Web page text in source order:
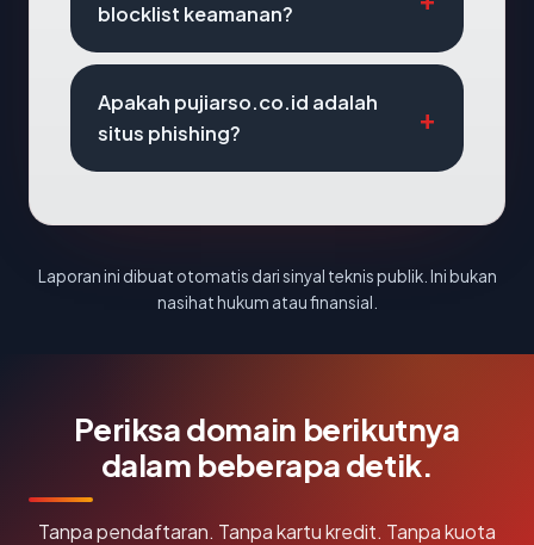
blocklist keamanan?
Apakah pujiarso.co.id adalah
situs phishing?
Laporan ini dibuat otomatis dari sinyal teknis publik. Ini bukan
nasihat hukum atau finansial.
Periksa domain berikutnya
dalam beberapa detik.
Tanpa pendaftaran. Tanpa kartu kredit. Tanpa kuota